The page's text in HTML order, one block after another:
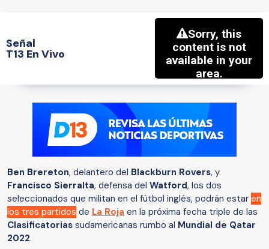
Señal
T13 En Vivo
Ben Brereton, delantero del Blackburn Rovers, y
Francisco Sierralta, defensa del Watford, los dos
seleccionados que militan en el fútbol inglés, podrán estar en
los tres partidos de La Roja en la próxima fecha triple de las
Clasificatorias sudamericanas rumbo al Mundial de Qatar
2022.